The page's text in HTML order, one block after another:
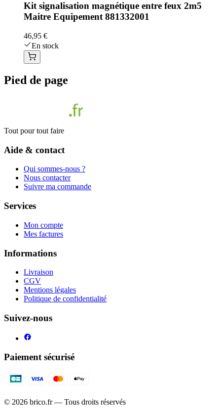
Kit signalisation magnétique entre feux 2m5
Maitre Equipement 881332001
46,95 €
En stock
Pied de page
Tout pour tout faire
Aide & contact
Qui sommes-nous ?
Nous contacter
Suivre ma commande
Services
Mon compte
Mes factures
Informations
Livraison
CGV
Mentions légales
Politique de confidentialité
Suivez-nous
Paiement sécurisé
© 2026 brico.fr — Tous droits réservés